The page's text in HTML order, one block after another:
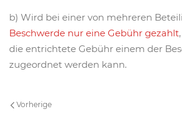
b) Wird bei einer von mehreren
Beschwerde nur eine Gebühr gezahlt
die entrichtete Gebühr einem der
zugeordnet werden kann.
Vorherige